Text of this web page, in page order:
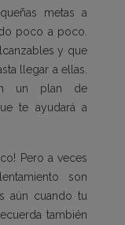
metas a
poco a poco.
y que
llegar a ellas.
un plan de
te ayudará a
Pero a veces
son
aún cuando tu
también